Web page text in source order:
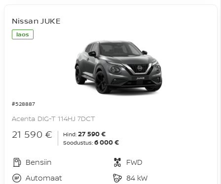
laos
#528887
Nissan JUKE
Acenta DIG-T 114HJ 7DCT
21 590 € Hind: 27 590 €
Soodustus: 6 000 €
Bensiin
FWD
Automaat
84 kW